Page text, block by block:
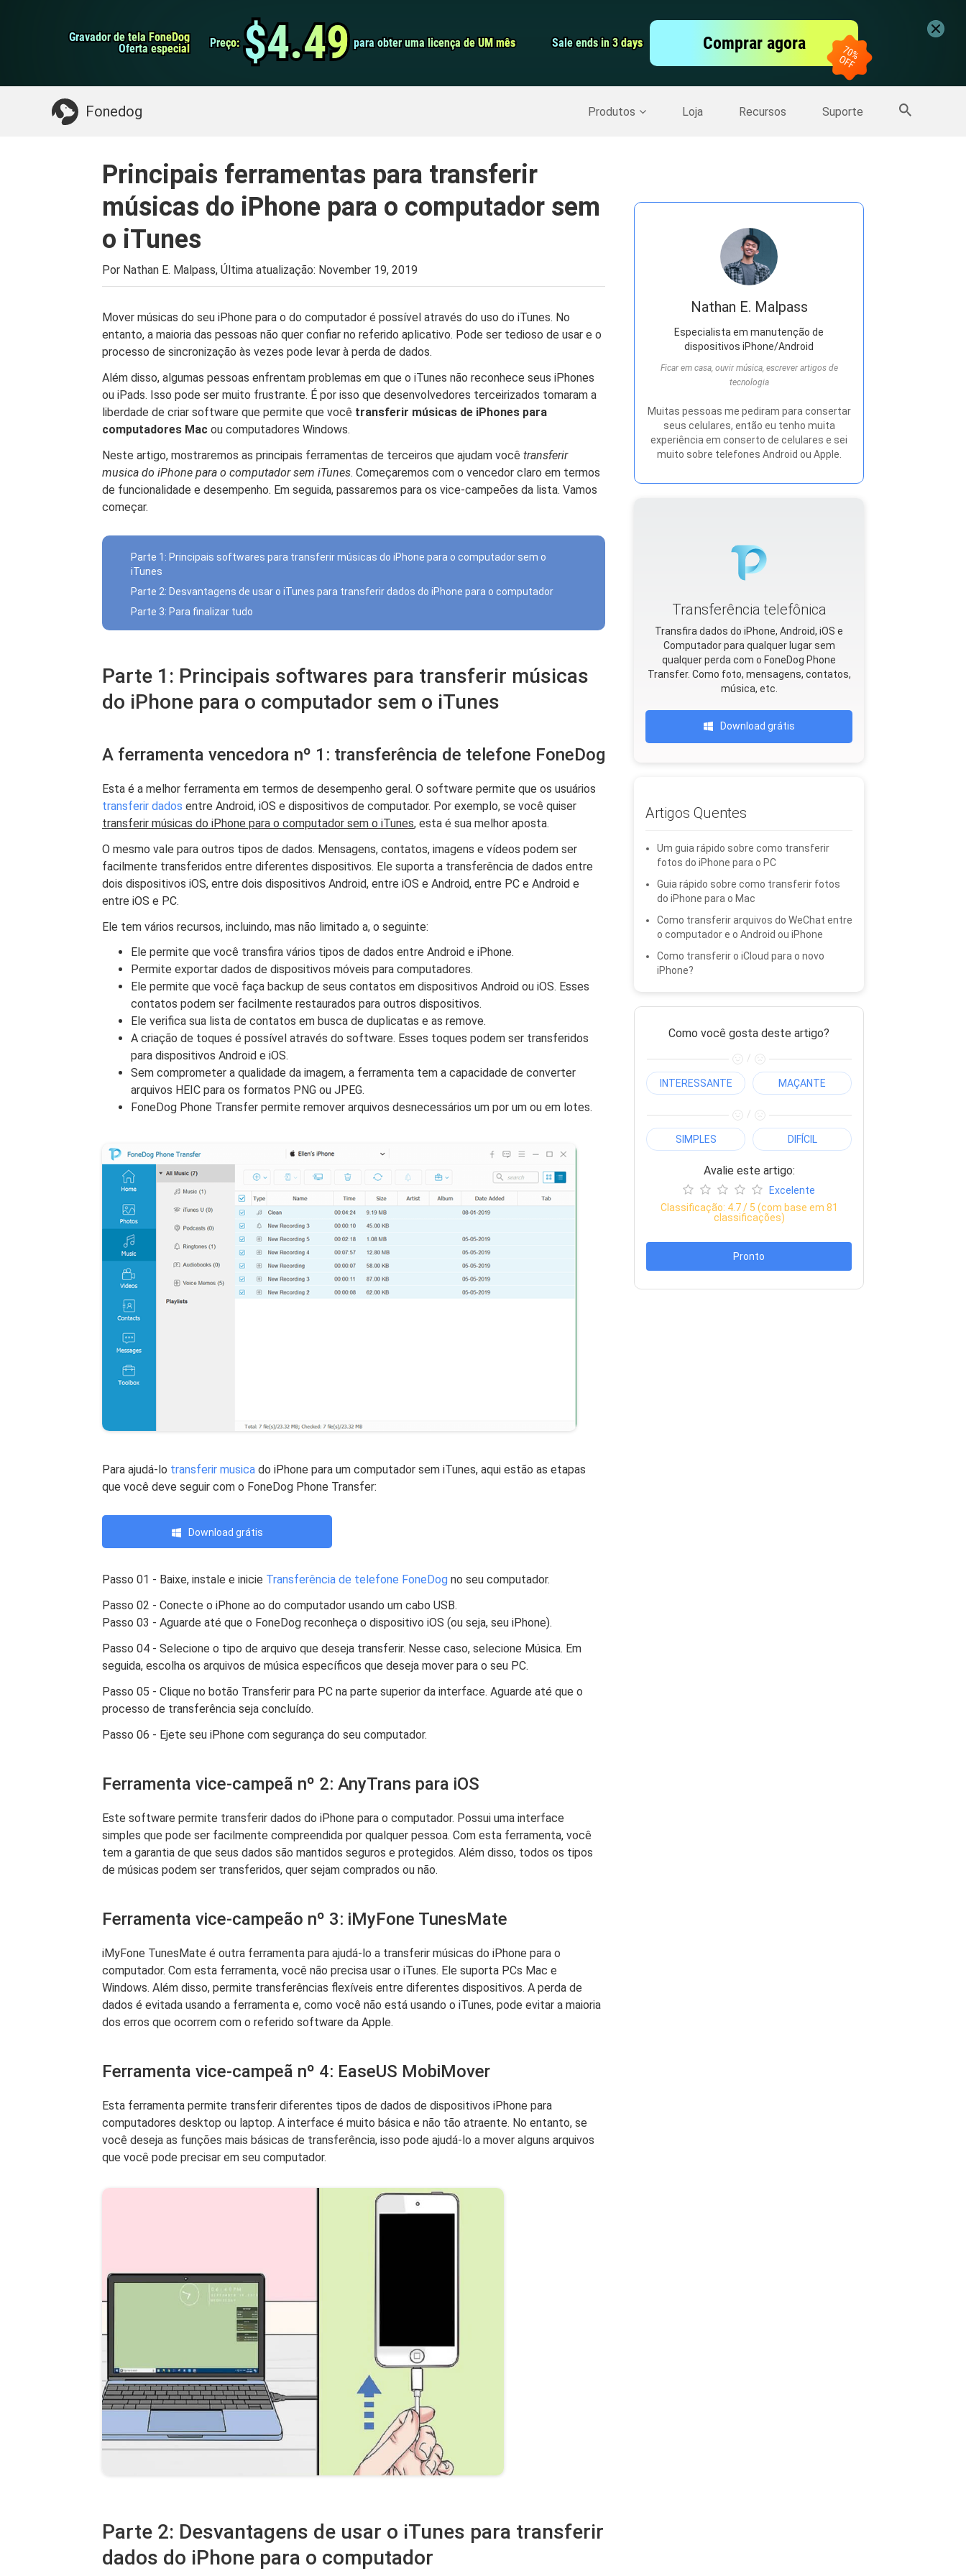
Gravador de tela FoneDog
Gravador de tela FoneDog
Oferta especial
Oferta especial Preço:
Preço: $4.49
$4.49 para obter uma licença de UM mês
para obter uma licença de UM mês Sale ends in 3 days
Sale ends in 3 days Comprar agora
Fonedog Produtos Loja Recursos Suporte
iPhone Cleaner Screen Recorder
Algo que você pode precisar: Backup do iPhone>> Mais Produtos
Principais ferramentas para transferir
músicas do iPhone para o computador sem
o iTunes
Por Nathan E. Malpass, Última atualização: November 19, 2019
Mover músicas do seu iPhone para o do computador é possível através do uso do iTunes. No
entanto, a maioria das pessoas não quer confiar no referido aplicativo. Pode ser tedioso de usar e o
processo de sincronização às vezes pode levar à perda de dados.
Além disso, algumas pessoas enfrentam problemas em que o iTunes não reconhece seus iPhones
ou iPads. Isso pode ser muito frustrante. É por isso que desenvolvedores terceirizados tomaram a
liberdade de criar software que permite que você transferir músicas de iPhones para
computadores Mac ou computadores Windows.
Neste artigo, mostraremos as principais ferramentas de terceiros que ajudam você transferir
musica do iPhone para o computador sem iTunes. Começaremos com o vencedor claro em termos
de funcionalidade e desempenho. Em seguida, passaremos para os vice-campeões da lista. Vamos
começar.
Parte 1: Principais softwares para transferir músicas do iPhone para o computador sem o
iTunes
Parte 2: Desvantagens de usar o iTunes para transferir dados do iPhone para o computador
Parte 3: Para finalizar tudo
Parte 1: Principais softwares para transferir músicas
do iPhone para o computador sem o iTunes
A ferramenta vencedora nº 1: transferência de telefone FoneDog
Esta é a melhor ferramenta em termos de desempenho geral. O software permite que os usuários
transferir dados entre Android, iOS e dispositivos de computador. Por exemplo, se você quiser
transferir músicas do iPhone para o computador sem o iTunes, esta é sua melhor aposta.
O mesmo vale para outros tipos de dados. Mensagens, contatos, imagens e vídeos podem ser
facilmente transferidos entre diferentes dispositivos. Ele suporta a transferência de dados entre
dois dispositivos iOS, entre dois dispositivos Android, entre iOS e Android, entre PC e Android e
entre iOS e PC.
Ele tem vários recursos, incluindo, mas não limitado a, o seguinte:
Ele permite que você transfira vários tipos de dados entre Android e iPhone.
Permite exportar dados de dispositivos móveis para computadores.
Ele permite que você faça backup de seus contatos em dispositivos Android ou iOS. Esses
contatos podem ser facilmente restaurados para outros dispositivos.
Ele verifica sua lista de contatos em busca de duplicatas e as remove.
A criação de toques é possível através do software. Esses toques podem ser transferidos
para dispositivos Android e iOS.
Sem comprometer a qualidade da imagem, a ferramenta tem a capacidade de converter
arquivos HEIC para os formatos PNG ou JPEG.
FoneDog Phone Transfer permite remover arquivos desnecessários um por um ou em lotes.
Para ajudá-lo transferir musica do iPhone para um computador sem iTunes, aqui estão as etapas
que você deve seguir com o FoneDog Phone Transfer:
Download grátis
Passo 01 - Baixe, instale e inicie Transferência de telefone FoneDog no seu computador.
Passo 02 - Conecte o iPhone ao do computador usando um cabo USB.
Passo 03 - Aguarde até que o FoneDog reconheça o dispositivo iOS (ou seja, seu iPhone).
Passo 04 - Selecione o tipo de arquivo que deseja transferir. Nesse caso, selecione Música. Em
seguida, escolha os arquivos de música específicos que deseja mover para o seu PC.
Passo 05 - Clique no botão Transferir para PC na parte superior da interface. Aguarde até que o
processo de transferência seja concluído.
Passo 06 - Ejete seu iPhone com segurança do seu computador.
Ferramenta vice-campeã nº 2: AnyTrans para iOS
Este software permite transferir dados do iPhone para o computador. Possui uma interface
simples que pode ser facilmente compreendida por qualquer pessoa. Com esta ferramenta, você
tem a garantia de que seus dados são mantidos seguros e protegidos. Além disso, todos os tipos
de músicas podem ser transferidos, quer sejam comprados ou não.
Ferramenta vice-campeão nº 3: iMyFone TunesMate
iMyFone TunesMate é outra ferramenta para ajudá-lo a transferir músicas do iPhone para o
computador. Com esta ferramenta, você não precisa usar o iTunes. Ele suporta PCs Mac e
Windows. Além disso, permite transferências flexíveis entre diferentes dispositivos. A perda de
dados é evitada usando a ferramenta e, como você não está usando o iTunes, pode evitar a maioria
dos erros que ocorrem com o referido software da Apple.
Ferramenta vice-campeã nº 4: EaseUS MobiMover
Esta ferramenta permite transferir diferentes tipos de dados de dispositivos iPhone para
computadores desktop ou laptop. A interface é muito básica e não tão atraente. No entanto, se
você deseja as funções mais básicas de transferência, isso pode ajudá-lo a mover alguns arquivos
que você pode precisar em seu computador.
Parte 2: Desvantagens de usar o iTunes para transferir
dados do iPhone para o computador
Nathan E. Malpass
Especialista em manutenção de
dispositivos iPhone/Android
Ficar em casa, ouvir música, escrever artigos de
tecnologia
Muitas pessoas me pediram para consertar
seus celulares, então eu tenho muita
experiência em conserto de celulares e sei
muito sobre telefones Android ou Apple.
Transferência telefônica
Transfira dados do iPhone, Android, iOS e
Computador para qualquer lugar sem
qualquer perda com o FoneDog Phone
Transfer. Como foto, mensagens, contatos,
música, etc.
Download grátis
Artigos Quentes
Um guia rápido sobre como transferir
fotos do iPhone para o PC
Guia rápido sobre como transferir fotos
do iPhone para o Mac
Como transferir arquivos do WeChat entre
o computador e o Android ou iPhone
Como transferir o iCloud para o novo
iPhone?
Como você gosta deste artigo?
/
INTERESSANTE MAÇANTE
/
SIMPLES DIFÍCIL
Avalie este artigo:
Excelente
Classificação: 4.7/ 5 (com base em 81
classificações)
Pronto